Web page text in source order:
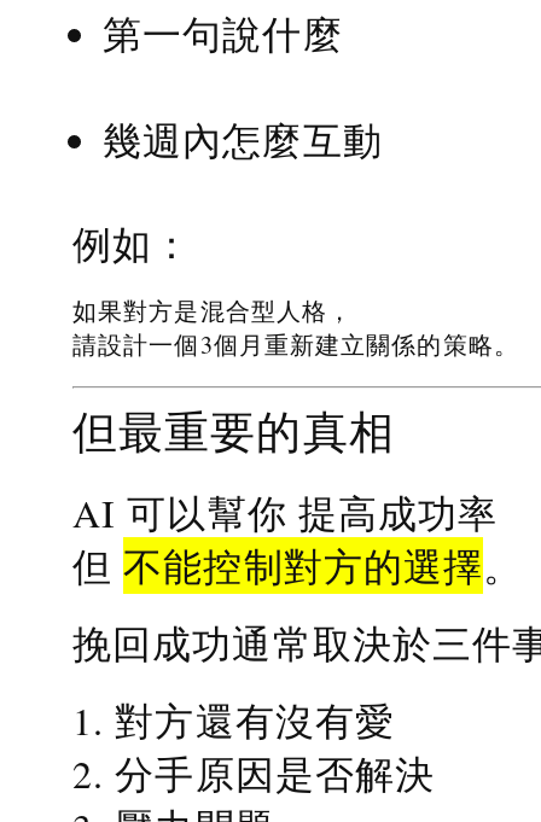
第一句說什麼
幾週內怎麼互動
例如：
如果對方是混合型人格，
請設計一個3個月重新建立關係的策略。
但最重要的真相
AI 可以幫你 提高成功率
但不能控制對方的選擇。
挽回成功通常取決於三件
1. 對方還有沒有愛
2. 分手原因是否解決